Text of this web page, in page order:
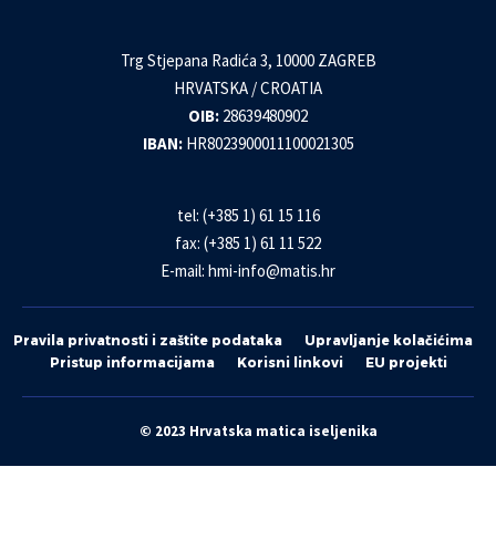
Trg Stjepana Radića 3, 10000 ZAGREB
HRVATSKA / CROATIA
OIB: 28639480902
IBAN: HR8023900011100021305
tel: (+385 1) 61 15 116
fax: (+385 1) 61 11 522
E-mail: hmi-info@matis.hr
Pravila privatnosti i zaštite podataka
Upravljanje kolačićima
Pristup informacijama
Korisni linkovi EU projekti
© 2023 Hrvatska matica iseljenika